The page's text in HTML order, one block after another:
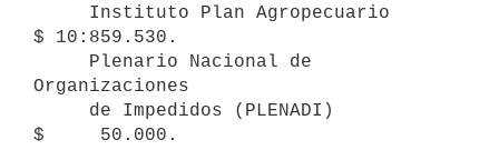
$ 10:859.530.
Organizaciones